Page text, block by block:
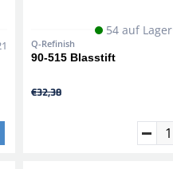
54 auf Lager
Q-Refinish
90-515 Blasstift
€32,38